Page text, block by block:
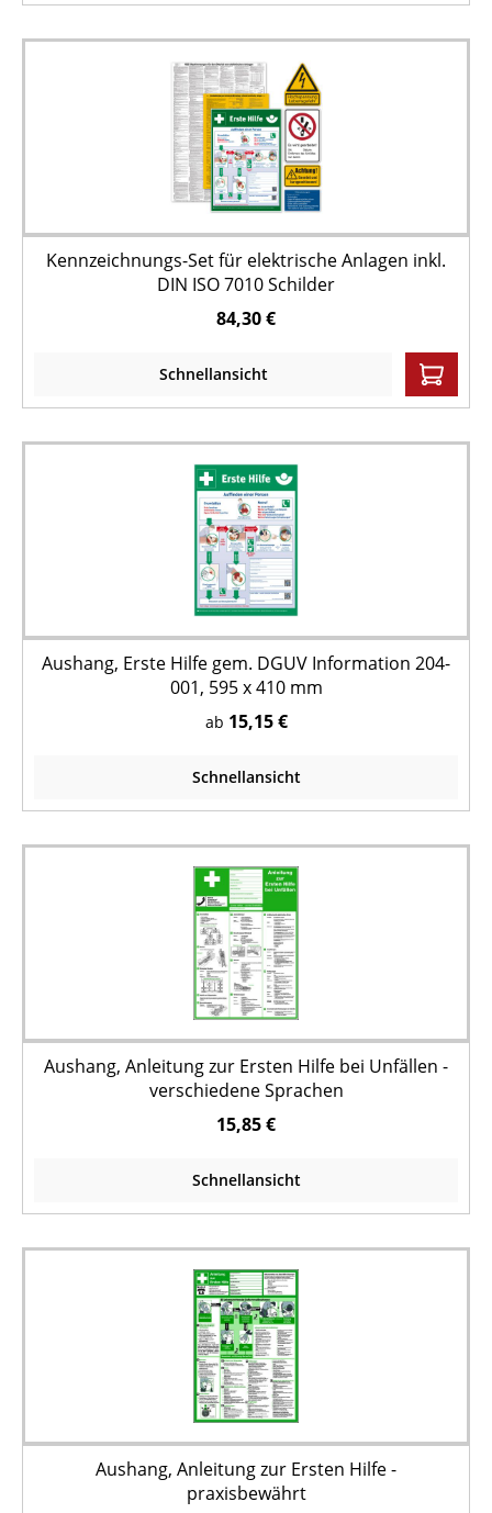
Kennzeichnungs-Set für elektrische Anlagen inkl.
DIN ISO 7010 Schilder
84,30 €
Schnellansicht
Aushang, Erste Hilfe gem. DGUV Information 204-
001, 595 x 410 mm
ab 15,15 €
Schnellansicht
Aushang, Anleitung zur Ersten Hilfe bei Unfällen -
verschiedene Sprachen
15,85 €
Schnellansicht
Aushang, Anleitung zur Ersten Hilfe -
praxisbewährt